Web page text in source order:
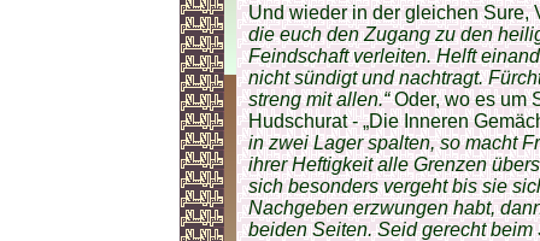
Und wieder in der gleichen Sure,
die euch den Zugang zu den
Feindschaft verleiten. Helft
nicht sündigt und nachtragt.
streng mit allen.“Oder, wo es um
Hudschurat - „Die Inneren
in zwei Lager spalten, so macht
ihrer Heftigkeit alle Grenzen
sich besonders vergeht bis sie
Nachgeben erzwungen habt,
beiden Seiten. Seid gerecht beim